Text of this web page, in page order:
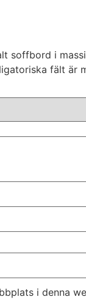
soffbord i
fält är
i denna